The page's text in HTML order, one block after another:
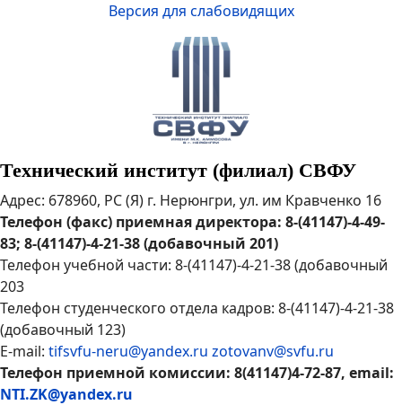
Версия для слабовидящих
Технический институт (филиал) СВФУ
Адрес: 678960, РС (Я) г. Нерюнгри, ул. им Кравченко 16
Телефон (факс) приемная директора: 8-(41147)-4-49-
83; 8-(41147)-4-21-38 (добавочный 201)
Телефон учебной части: 8-(41147)-4-21-38 (добавочный
203
Телефон студенческого отдела кадров: 8-(41147)-4-21-38
(добавочный 123)
E-mail: tifsvfu-neru@yandex.ru zotovanv@svfu.ru
Телефон приемной комиссии: 8(41147)4-72-87, email:
NTI.ZK@yandex.ru